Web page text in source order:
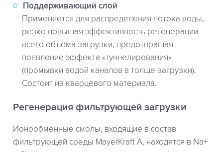
Поддерживающий слой
Применяется для распределения потока воды,
резко повышая эффективность регенерации
всего объема загрузки, предотвращая
появление эффекта «туннелирования»
(промывки водой каналов в толще загрузки).
Состоит из кварцевого материала.
Регенерация фильтрующей загрузки
Ионообменные смолы, входящие в состав
фильтрующей среды MayerKraft A, находятся в Na+